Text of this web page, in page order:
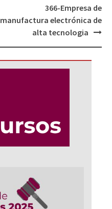
366-Empresa de
manufactura electrónica de
alta tecnologia